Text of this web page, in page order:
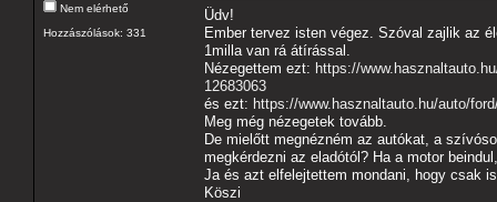
Nem elérhető
Hozzászólások: 331
Üdv!
Ember tervez isten végez. Szóval zajlik az
1milla van rá átírással.
Nézegettem ezt: https://
12683063
és ezt: https://www.hasznaltauto.hu/auto/
Meg még nézegetek tovább.
De mielőtt megnézném az autókat, a
megkérdezni az eladótól? Ha a motor
Ja és azt elfelejtettem mondani, hogy csak
Köszi